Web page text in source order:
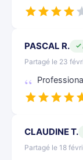
PASCAL R.
Partagé le 23
CLAUDINE T.
Partagé le 18